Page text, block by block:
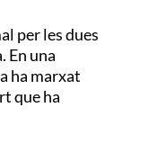
per les dues
En una
ha marxat
que ha